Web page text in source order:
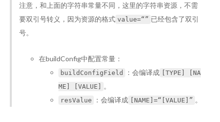
注意，和上面的字符串常量不同，这里的字符串资源，不需
要双引号转义，因为资源的格式 value=“” 已经包含了双引
号。
在buildConfig中配置常量：
buildConfigField ：会编译成
[TYPE] [NA
ME] [VALUE]
。
resValue ：会编译成 [NAME]=“[VALUE]” 。